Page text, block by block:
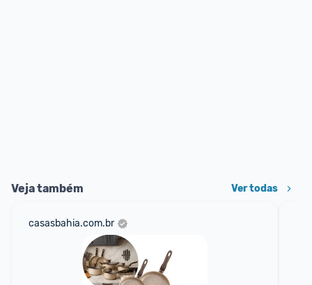
Veja também Ver todas
casasbahia.com.br